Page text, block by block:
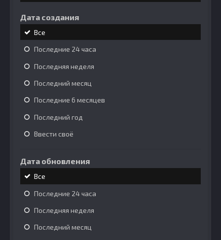
Дата создания
Все
Последние 24 часа
Последняя неделя
Последний месяц
Последние 6 месяцев
Последний год
Ввести своё
Дата обновления
Все
Последние 24 часа
Последняя неделя
Последний месяц